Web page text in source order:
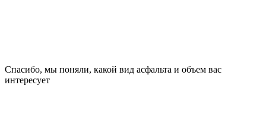
Спасибо, мы поняли, какой вид асфальта и объем вас
интересует